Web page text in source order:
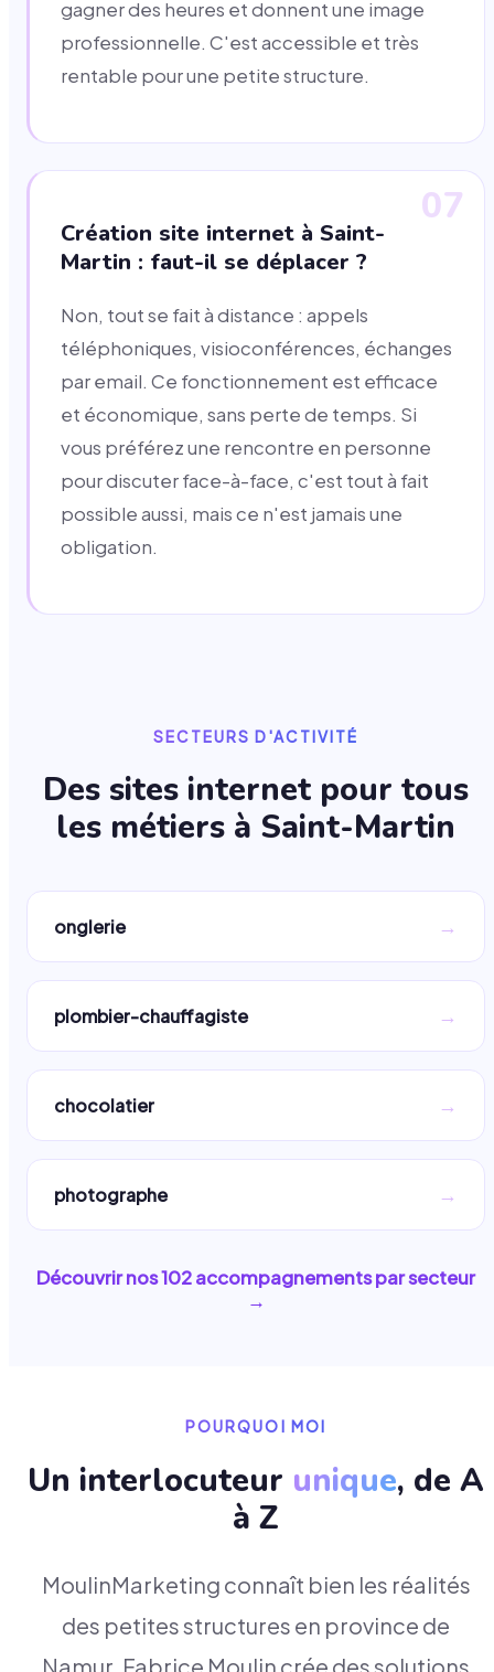
gagner des heures et donnent une image
professionnelle. C'est accessible et très
rentable pour une petite structure.
07
Création site internet à Saint-
Martin : faut-il se déplacer ?
Non, tout se fait à distance : appels
téléphoniques, visioconférences, échanges
par email. Ce fonctionnement est efficace
et économique, sans perte de temps. Si
vous préférez une rencontre en personne
pour discuter face-à-face, c'est tout à fait
possible aussi, mais ce n'est jamais une
obligation.
SECTEURS D'ACTIVITÉ
Des sites internet pour tous
les métiers à Saint-Martin
onglerie →
plombier-chauffagiste →
chocolatier →
photographe →
Découvrir nos102accompagnements par secteur
→
POURQUOI MOI
Un interlocuteur unique, de A
à Z
MoulinMarketing connaît bien les réalités
des petites structures en province de
Namur. Fabrice Moulin crée des solutions